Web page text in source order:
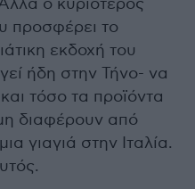
ο κυριότερος
προσφέρει το
εκδοχή του
ήδη στην Τήνο- να
τόσο τα προϊόντα
διαφέρουν από
γιαγιά στην Ιταλία.